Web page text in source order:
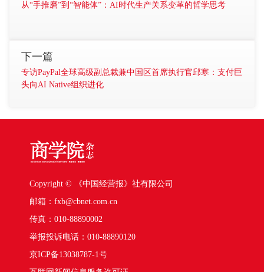
从“手推磨”到“智能体”：AI时代生产关系变革的哲学思考
下一篇
专访PayPal全球高级副总裁兼中国区首席执行官邱寒：支付巨
头向AI Native组织进化
Copyright © 《中国经营报》社有限公司
邮箱：fxb@cbnet.com.cn
传真：010-88890002
举报投诉电话：010-88890120
京ICP备13038787-1号